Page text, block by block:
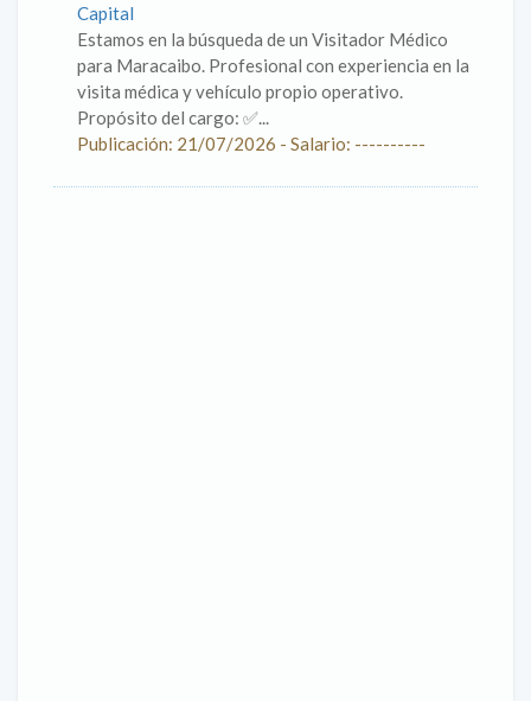
Capital
Estamos en la búsqueda de un Visitador Médico
para Maracaibo. Profesional con experiencia en la
visita médica y vehículo propio operativo.
Propósito del cargo: ✅...
Publicación: 21/07/2026 - Salario: ----------